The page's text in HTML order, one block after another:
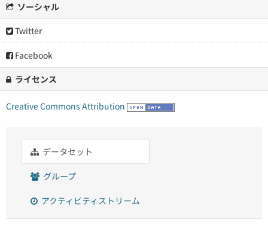
ソーシャル
Twitter
Facebook
ライセンス
Creative Commons Attribution
データセット
グループ
アクティビティストリーム